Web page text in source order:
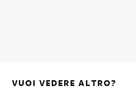
VUOI VEDERE ALTRO?